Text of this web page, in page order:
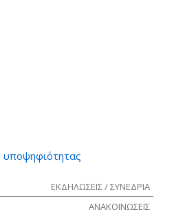
υποψηφιότητας
ΕΚΔΗΛΩΣΕΙΣ / ΣΥΝΕΔΡΙΑ
ΑΝΑΚΟΙΝΩΣΕΙΣ